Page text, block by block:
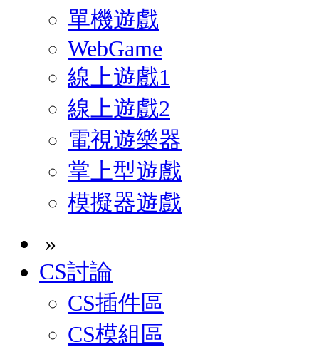
單機遊戲
WebGame
線上遊戲1
線上遊戲2
電視遊樂器
掌上型遊戲
模擬器遊戲
»
CS討論
CS插件區
CS模組區